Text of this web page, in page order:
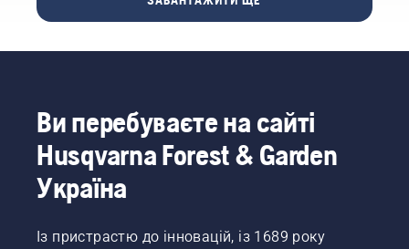
можливо,
способи
зливання
оливи, і
обидва
показано
в цьому
забезпечення
працювати
довше
обмотайте
леза
Ви перебуваєте на сайті
Husqvarna Forest & Garden
Україна
Із пристрастю до інновацій, із 1689 року